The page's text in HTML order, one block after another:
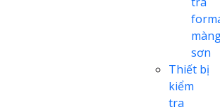
sơn
Thiết bị
kiểm
tra